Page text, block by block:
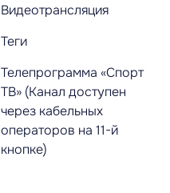
Видеотрансляция
Теги
Телепрограмма «Спорт
ТВ» (Канал доступен
через кабельных
операторов на 11-й
кнопке)